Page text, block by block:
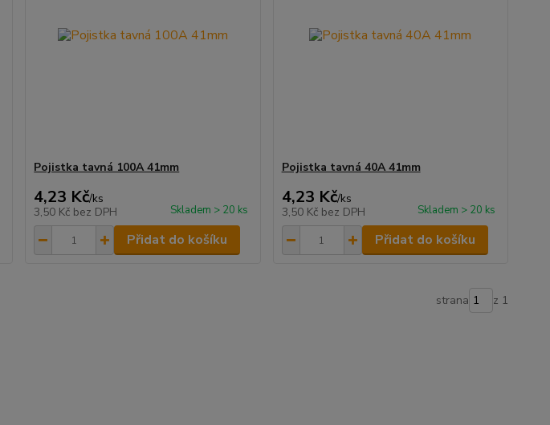
Pojistka tavná 100A 41mm
4,23 Kč/ks
3,50 Kč bez DPH Skladem > 20 ks
Přidat do košíku
Pojistka tavná 40A 41mm
4,23 Kč/ks
3,50 Kč bez DPH Skladem > 20 ks
Přidat do košíku
strana z 1